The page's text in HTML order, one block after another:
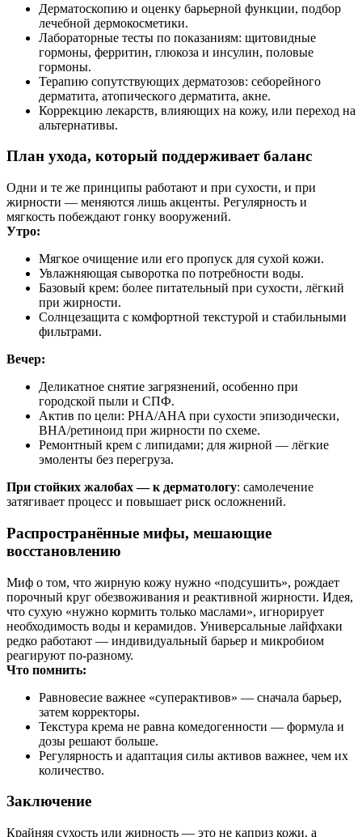
Дерматоскопию и оценку барьерной функции, подбор
лечебной дермокосметики.
Лабораторные тесты по показаниям: щитовидные
гормоны, ферритин, глюкоза и инсулин, половые
гормоны.
Терапию сопутствующих дерматозов: себорейного
дерматита, атопического дерматита, акне.
Коррекцию лекарств, влияющих на кожу, или переход на
альтернативы.
План ухода, который поддерживает баланс
Одни и те же принципы работают и при сухости, и при
жирности — меняются лишь акценты. Регулярность и
мягкость побеждают гонку вооружений.
Утро:
Мягкое очищение или его пропуск для сухой кожи.
Увлажняющая сыворотка по потребности воды.
Базовый крем: более питательный при сухости, лёгкий
при жирности.
Солнцезащита с комфортной текстурой и стабильными
фильтрами.
Вечер:
Деликатное снятие загрязнений, особенно при
городской пыли и СПФ.
Актив по цели: PHA/AHA при сухости эпизодически,
BHA/ретиноид при жирности по схеме.
Ремонтный крем с липидами; для жирной — лёгкие
эмоленты без перегруза.
При стойких жалобах — к дерматологу: самолечение
затягивает процесс и повышает риск осложнений.
Распространённые мифы, мешающие
восстановлению
Миф о том, что жирную кожу нужно «подсушить», рождает
порочный круг обезвоживания и реактивной жирности. Идея,
что сухую «нужно кормить только маслами», игнорирует
необходимость воды и керамидов. Универсальные лайфхаки
редко работают — индивидуальный барьер и микробиом
реагируют по‑разному.
Что помнить:
Равновесие важнее «суперактивов» — сначала барьер,
затем корректоры.
Текстура крема не равна комедогенности — формула и
дозы решают больше.
Регулярность и адаптация силы активов важнее, чем их
количество.
Заключение
Крайняя сухость или жирность — это не каприз кожи, а